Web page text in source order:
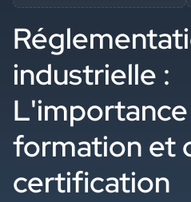
industrielle :
formation et
certification